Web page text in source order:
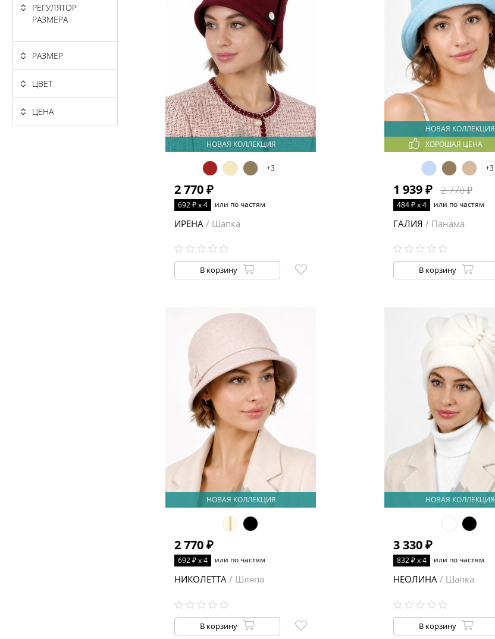
РЕГУЛЯТОР
РАЗМЕРА
РАЗМЕР
ЦВЕТ
ЦЕНА
НОВАЯ КОЛЛЕКЦИЯ
+3
2 770 ₽
692 ₽ x 4 или по частям
ИРЕНА / Шапка
В корзину
НОВАЯ КОЛЛЕКЦИЯ
ХОРОШАЯ ЦЕНА
+3
1 939 ₽ 2 770 ₽
484 ₽ x 4 или по частям
ГАЛИЯ / Панама
В корзину
НОВАЯ КОЛЛЕКЦИЯ
2 770 ₽
692 ₽ x 4 или по частям
НИКОЛЕТТА/ Шляпа
В корзину
НОВАЯ КОЛЛЕКЦИЯ
3 330 ₽
832 ₽ x 4 или по частям
НЕОЛИНА/ Шапка
В корзину